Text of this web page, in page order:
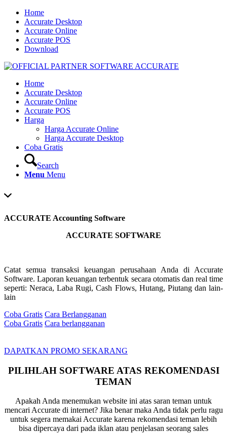
Home
Accurate Desktop
Accurate Online
Accurate POS
Download
Home
Accurate Desktop
Accurate Online
Accurate POS
Harga
Harga Accurate Online
Harga Accurate Desktop
Coba Gratis
Search
Menu Menu
ACCURATE Accounting Software
ACCURATE SOFTWARE
Catat semua transaksi keuangan perusahaan Anda di Accurate
Software. Laporan keuangan terbentuk secara otomatis dan real time
seperti: Neraca, Laba Rugi, Cash Flows, Hutang, Piutang dan lain-
lain
Coba Gratis Cara Berlangganan
Coba Gratis Cara berlangganan
DAPATKAN PROMO SEKARANG
PILIHLAH SOFTWARE ATAS REKOMENDASI
TEMAN
Apakah Anda menemukan website ini atas saran teman untuk
mencari Accurate di internet? Jika benar maka Anda tidak perlu ragu
untuk segera memakai Accurate karena rekomendasi teman lebih
bisa dipercaya dari pada iklan atau penjelasan seorang sales